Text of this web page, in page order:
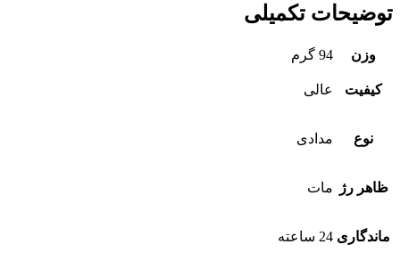
توضیحات تکمیلی
وزن 94 گرم
کیفیت عالی
نوع مدادی
ظاهر رژ مات
ماندگاری 24 ساعته